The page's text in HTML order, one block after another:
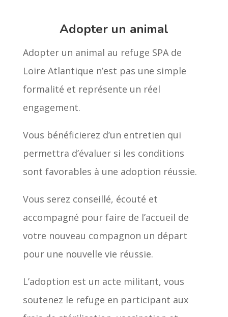
Adopter un animal
Adopter un animal au refuge SPA de
Loire Atlantique n’est pas une simple
formalité et représente un réel
engagement.
Vous bénéficierez d’un entretien qui
permettra d’évaluer si les conditions
sont favorables à une adoption réussie.
Vous serez conseillé, écouté et
accompagné pour faire de l’accueil de
votre nouveau compagnon un départ
pour une nouvelle vie réussie.
L’adoption est un acte militant, vous
soutenez le refuge en participant aux